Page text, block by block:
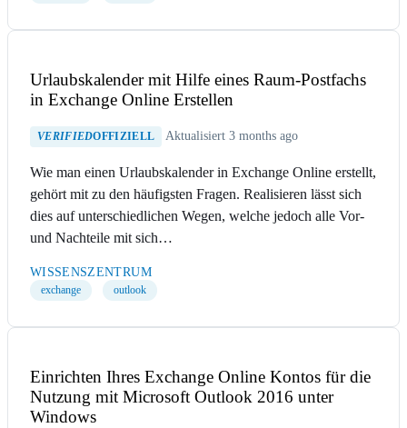
Urlaubskalender mit Hilfe eines Raum-Postfachs
in Exchange Online Erstellen
VERIFIEDOFFIZIELL Aktualisiert 3 months ago
Wie man einen Urlaubskalender in Exchange Online erstellt,
gehört mit zu den häufigsten Fragen. Realisieren lässt sich
dies auf unterschiedlichen Wegen, welche jedoch alle Vor-
und Nachteile mit sich…
WISSENSZENTRUM
exchange outlook
Einrichten Ihres Exchange Online Kontos für die
Nutzung mit Microsoft Outlook 2016 unter
Windows